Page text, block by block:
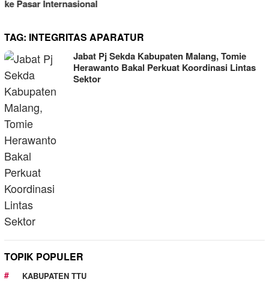
TAG: INTEGRITAS APARATUR
Jabat Pj Sekda Kabupaten Malang, Tomie
Herawanto Bakal Perkuat Koordinasi Lintas
Sektor
TOPIK POPULER
KABUPATEN TTU